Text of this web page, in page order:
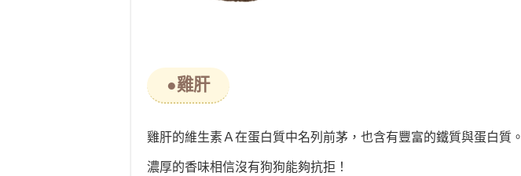
●雞肝
雞肝的維生素Ａ在蛋白質中名列前茅，也含有豐富的鐵質與蛋白質。
濃厚的香味相信沒有狗狗能夠抗拒！